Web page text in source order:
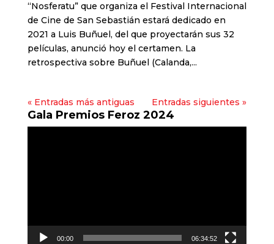
“Nosferatu” que organiza el Festival Internacional
de Cine de San Sebastián estará dedicado en
2021 a Luis Buñuel, del que proyectarán sus 32
películas, anunció hoy el certamen. La
retrospectiva sobre Buñuel (Calanda,...
« Entradas más antiguas Entradas siguientes »
Gala Premios Feroz 2024
00:00 06:34:52